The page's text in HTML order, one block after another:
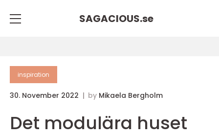
SAGACIOUS.se
inspiration
30. November 2022 by Mikaela Bergholm
Det modulära huset